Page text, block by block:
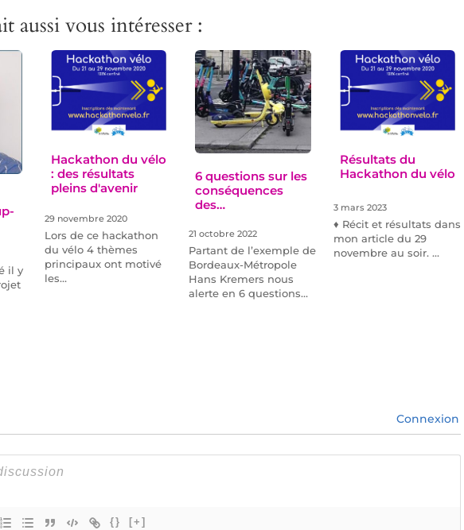
aussi vous intéresser :
il y
Hackathon du vélo
: des résultats
pleins d'avenir
29 novembre 2020
Lors de ce hackathon
du vélo 4 thèmes
principaux ont motivé
les…
6 questions sur les
conséquences
des…
21 octobre 2022
Partant de l’exemple de
Bordeaux-Métropole
Hans Kremers nous
alerte en 6 questions…
Résultats du
Hackathon du vélo
3 mars 2023
♦ Récit et résultats dans
mon article du 29
novembre au soir. …
Connexion
{} [+]